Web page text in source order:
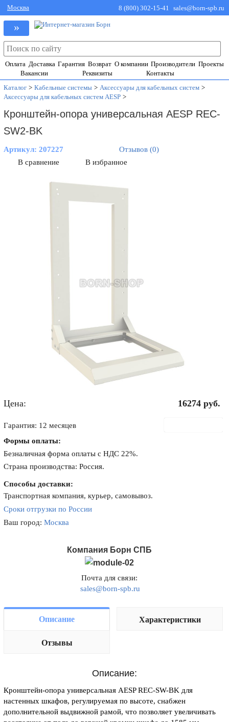
Москва 8 (800) 302-15-41 sales@born-spb.ru
»
Оплата Доставка Гарантия Возврат О компании Производители Проекты
Вакансии
Реквизиты
Контакты
Каталог > Кабельные системы > Аксессуары для кабельных систем >
Аксессуары для кабельных систем AESP >
Кронштейн-опора универсальная AESP REC-
SW2-BK
Артикул:207227
Отзывов (0)
В сравнение
В избранное
Цена: 16274 руб.
Гарантия: 12 месяцев
Формы оплаты:
Безналичная форма оплаты с НДС 22%.
Страна производства: Россия.
Способы доставки:
Транспортная компания, курьер, самовывоз.
Сроки отгрузки по России
Ваш город:Москва
Компания Борн СПБ
Почта для связи:
sales@born-spb.ru
Описание Характеристики
Отзывы
Описание:
Кронштейн-опора универсальная AESP REC-SW-BK для
настенных шкафов, регулируемая по высоте, снабжен
дополнительной выдвижной рамой, что позволяет увеличивать